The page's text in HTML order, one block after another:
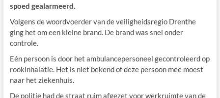
spoed gealarmeerd.
Volgens de woordvoerder van de veiligheidsregio Drenthe
ging het om een kleine brand. De brand was snel onder
controle.
Eén persoon is door het ambulancepersoneel gecontroleerd op
rookinhalatie. Het is niet bekend of deze persoon mee moest
naar het ziekenhuis.
De politie had de straat ruim afgezet voor werkruimte van de